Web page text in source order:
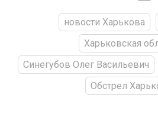
новости Харькова
Харьковская
Синегубов Олег Васильевич
Обстрел